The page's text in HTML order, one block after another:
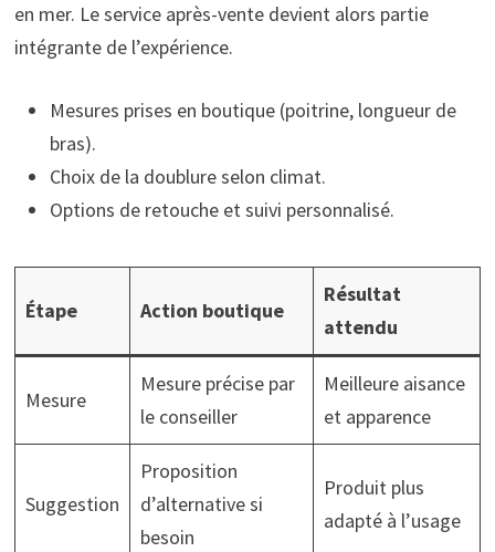
en mer. Le service après-vente devient alors partie
intégrante de l’expérience.
Mesures prises en boutique (poitrine, longueur de
bras).
Choix de la doublure selon climat.
Options de retouche et suivi personnalisé.
Étape Action boutique
Résultat
attendu
Mesure
Mesure précise par
le conseiller
Meilleure aisance
et apparence
Suggestion
Proposition
d’alternative si
besoin
Produit plus
adapté à l’usage